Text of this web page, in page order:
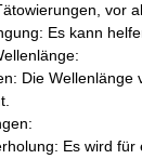
vor
Es kann
Die Wellenlänge
Es wird